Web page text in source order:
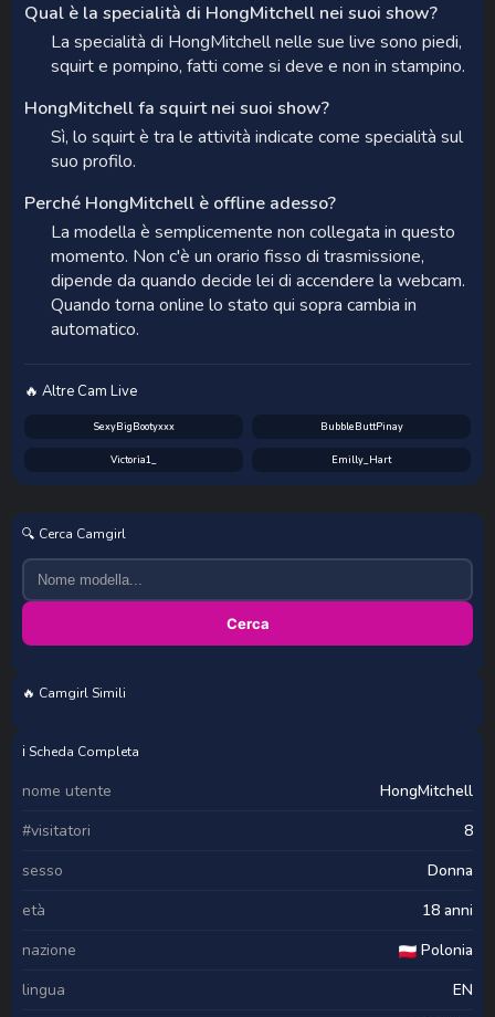
Qual è la specialità di HongMitchell nei suoi show?
La specialità di HongMitchell nelle sue live sono piedi,
squirt e pompino, fatti come si deve e non in stampino.
HongMitchell fa squirt nei suoi show?
Sì, lo squirt è tra le attività indicate come specialità sul
suo profilo.
Perché HongMitchell è offline adesso?
La modella è semplicemente non collegata in questo
momento. Non c'è un orario fisso di trasmissione,
dipende da quando decide lei di accendere la webcam.
Quando torna online lo stato qui sopra cambia in
automatico.
🔥 Altre Cam Live
SexyBigBootyxxx BubbleButtPinay
Victoria1_ Emilly_Hart
🔍 Cerca Camgirl
Cerca
🔥 Camgirl Simili
ℹ️ Scheda Completa
nome utente
HongMitchell
#visitatori
8
sesso
Donna
età
18 anni
nazione
Polonia
lingua
EN